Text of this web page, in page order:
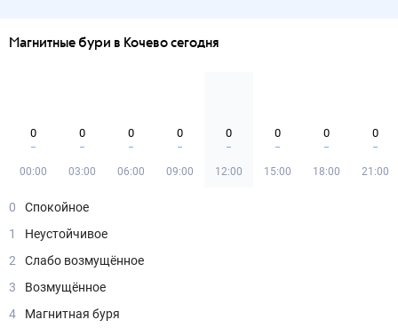
Магнитные бури в Кочево сегодня
0
00:00
0
03:00
0
06:00
0
09:00
0
12:00
0
15:00
0
18:00
0
21:00
0
Спокойное
1
Неустойчивое
2
Слабо возмущённое
3
Возмущённое
4
Магнитная буря